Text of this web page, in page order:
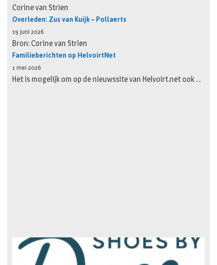
Corine van Strien
Overleden: Zus van Kuijk – Pollaerts
19 juni 2026
Bron: Corine van Strien
Familieberichten op HelvoirtNet
1 mei 2026
Het is mogelijk om op de nieuwssite van Helvoirt.net ook …